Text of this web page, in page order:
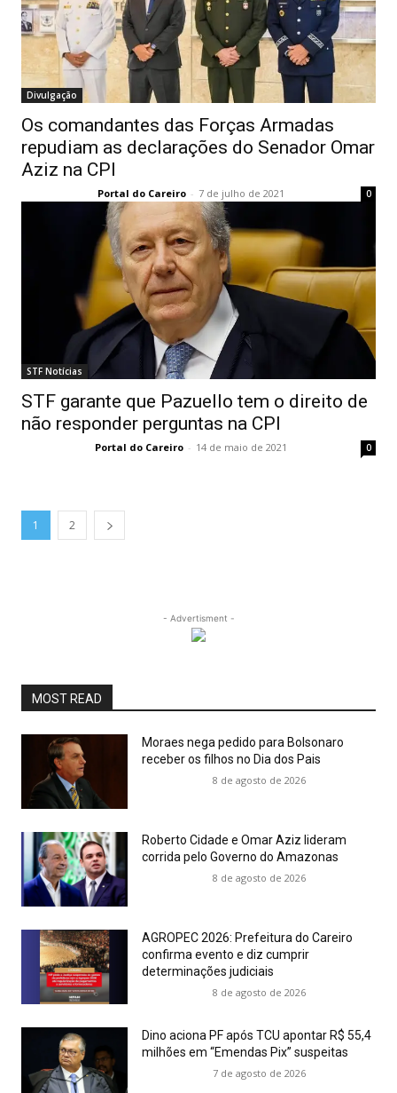
Divulgação
Os comandantes das Forças Armadas
repudiam as declarações do Senador Omar
Aziz na CPI
Portal do Careiro - 7 de julho de 2021 0
STF Notícias
STF garante que Pazuello tem o direito de
não responder perguntas na CPI
Portal do Careiro - 14 de maio de 2021 0
1 2
- Advertisment -
MOST READ
Moraes nega pedido para Bolsonaro
receber os filhos no Dia dos Pais
8 de agosto de 2026
Roberto Cidade e Omar Aziz lideram
corrida pelo Governo do Amazonas
8 de agosto de 2026
AGROPEC 2026: Prefeitura do Careiro
confirma evento e diz cumprir
determinações judiciais
8 de agosto de 2026
Dino aciona PF após TCU apontar R$ 55,4
milhões em “Emendas Pix” suspeitas
7 de agosto de 2026